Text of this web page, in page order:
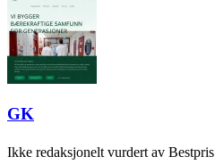
GK
Ikke redaksjonelt vurdert av Bestpris